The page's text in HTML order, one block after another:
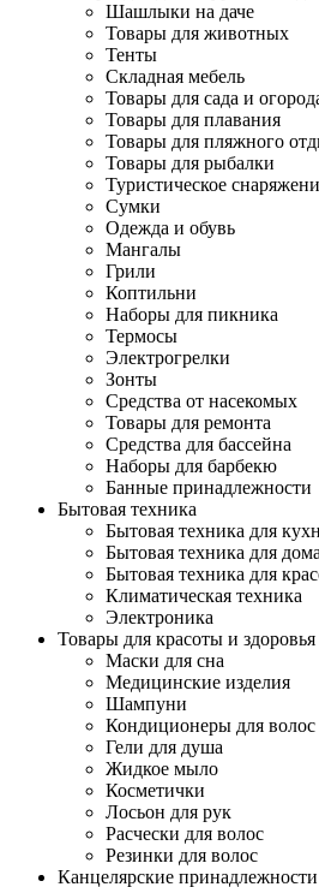
Шашлыки на даче
Товары для животных
Тенты
Складная мебель
Товары для сада и
Товары для плавания
Товары для пляжного
Товары для рыбалки
Туристическое
Сумки
Одежда и обувь
Мангалы
Грили
Коптильни
Наборы для пикника
Термосы
Электрогрелки
Зонты
Средства от насекомых
Товары для ремонта
Средства для бассейна
Наборы для барбекю
Банные принадлежности
Бытовая техника
Бытовая техника для
Бытовая техника для дома
Бытовая техника для
Климатическая техника
Электроника
Товары для красоты и здоровья
Маски для сна
Медицинские изделия
Шампуни
Кондиционеры для волос
Гели для душа
Жидкое мыло
Косметички
Лосьон для рук
Расчески для волос
Резинки для волос
Канцелярские принадлежности